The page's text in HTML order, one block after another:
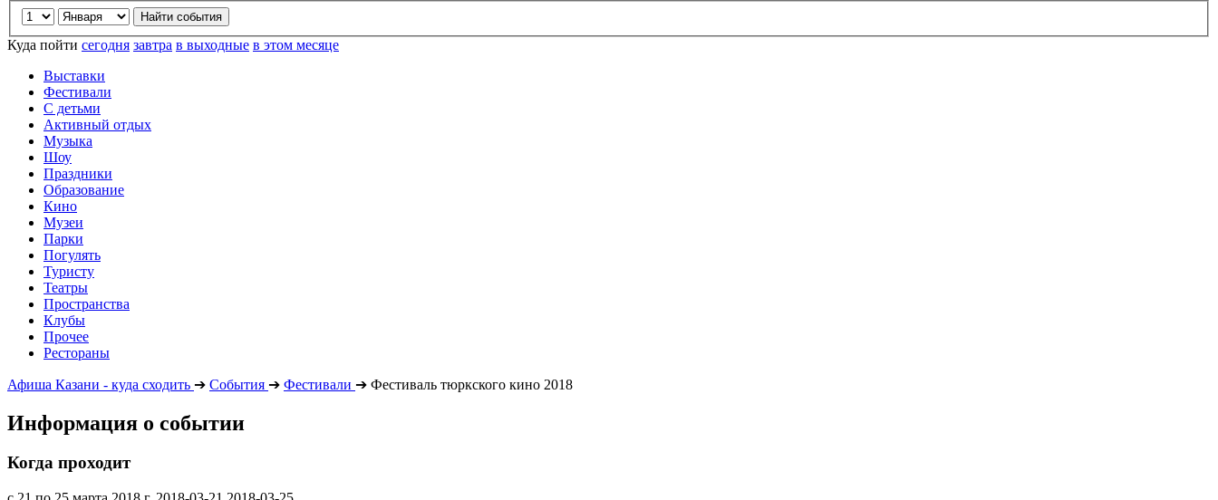
Куда пойти сегодня завтра в выходные в этом месяце
Выставки
Фестивали
С детьми
Активный отдых
Музыка
Шоу
Праздники
Образование
Кино
Музеи
Парки
Погулять
Туристу
Театры
Пространства
Клубы
Прочее
Рестораны
Афиша Казани - куда сходить ➔ События ➔ Фестивали ➔ Фестиваль тюркского кино 2018
Информация о событии
Когда проходит